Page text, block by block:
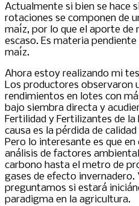
Actualmente si bien se hace
rotaciones se componen de
maíz, por lo que el aporte de
escaso. Es materia
maíz.
Ahora estoy realizando mi
Los productores observaron
rendimientos en lotes con
bajo siembra directa y
Fertilidad y Fertilizantes de la
causa es la pérdida de
Pero lo interesante es que
análisis de factores
carbono hasta el metro de
gases de efecto invernadero.
preguntamos si estará
paradigma en la agricultura.